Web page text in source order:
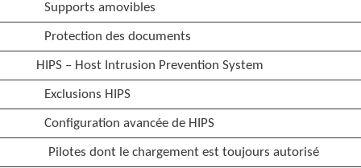
Supports amovibles
Protection des documents
HIPS – Host Intrusion Prevention System
Exclusions HIPS
Configuration avancée de HIPS
Pilotes dont le chargement est toujours autorisé